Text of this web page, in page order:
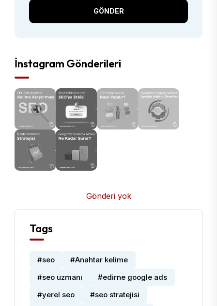
GÖNDER
İnstagram Gönderileri
Gönderi yok
Tags
#seo
#Anahtar kelime
#seo uzmanı
#edirne google ads
#yerel seo
#seo stratejisi